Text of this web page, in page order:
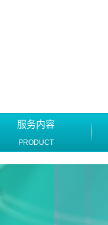
服务内容
PRODUCT